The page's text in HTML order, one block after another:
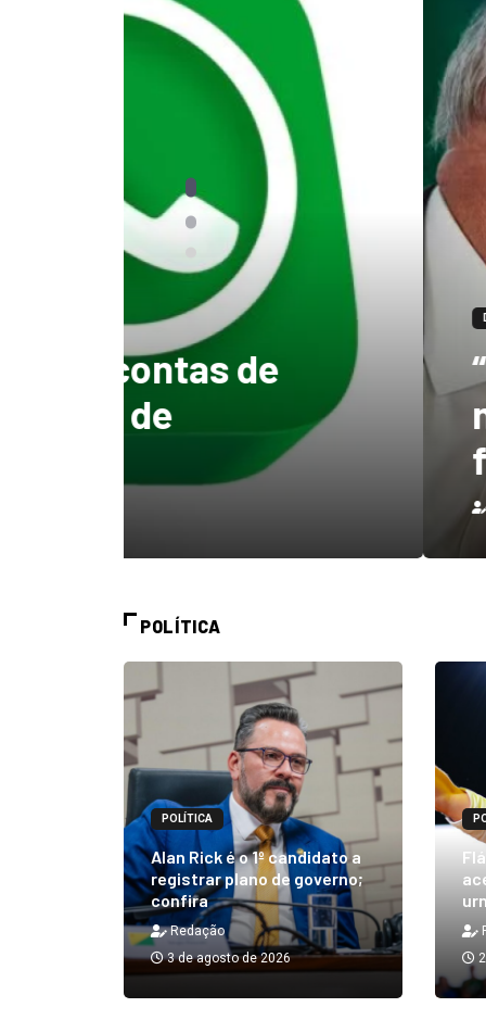
DESTAQUES
“tenho certeza
mandato, Lula
ficar no
POLÍTICA
POLÍTICA
Alan Rick é o 1º candidato a
registrar plano de governo;
confira
Redação
3 de agosto de 2026